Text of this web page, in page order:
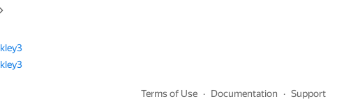
—
kley3
kley3
Terms of Use Documentation Support